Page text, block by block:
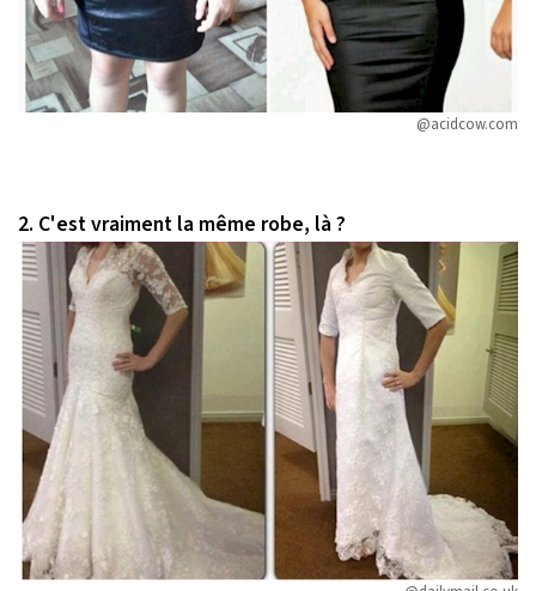
@acidcow.com
2. C'est vraiment la même robe, là ?